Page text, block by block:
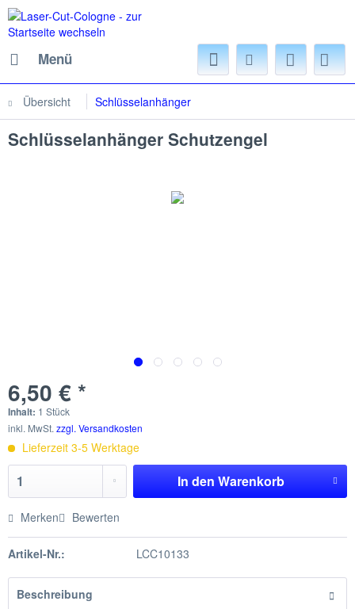
Menü
Übersicht Schlüsselanhänger
Schlüsselanhänger Schutzengel
6,50 € *
Inhalt: 1 Stück
inkl. MwSt. zzgl. Versandkosten
Lieferzeit 3-5 Werktage
In den Warenkorb
Merken Bewerten
Artikel-Nr.: LCC10133
Beschreibung